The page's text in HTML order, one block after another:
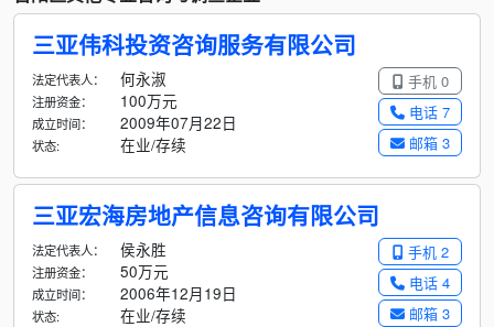
三亚伟科投资咨询服务有限公司
手机 0
电话 7
邮箱 3
法定代表人： 何永淑
注册资金： 100万元
成立时间： 2009年07月22日
状态: 在业/存续
三亚宏海房地产信息咨询有限公司
手机 2
电话 4
邮箱 3
法定代表人： 侯永胜
注册资金： 50万元
成立时间： 2006年12月19日
状态: 在业/存续